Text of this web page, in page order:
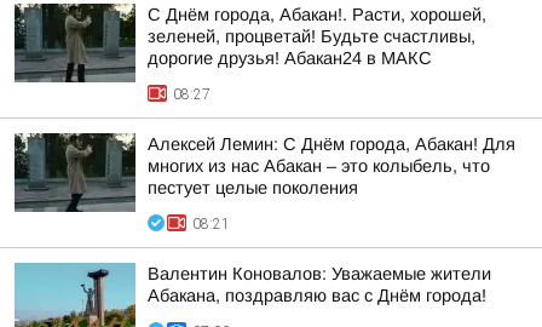
С Днём города, Абакан!. Расти, хорошей,
зеленей, процветай! Будьте счастливы,
дорогие друзья! Абакан24 в МАКС
08:27
Алексей Лемин: С Днём города, Абакан! Для
многих из нас Абакан – это колыбель, что
пестует целые поколения
08:21
Валентин Коновалов: Уважаемые жители
Абакана, поздравляю вас с Днём города!